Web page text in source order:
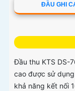
ĐẦU GHI
Đầu thu KTS DS-
cao được sử
khả năng kết nối